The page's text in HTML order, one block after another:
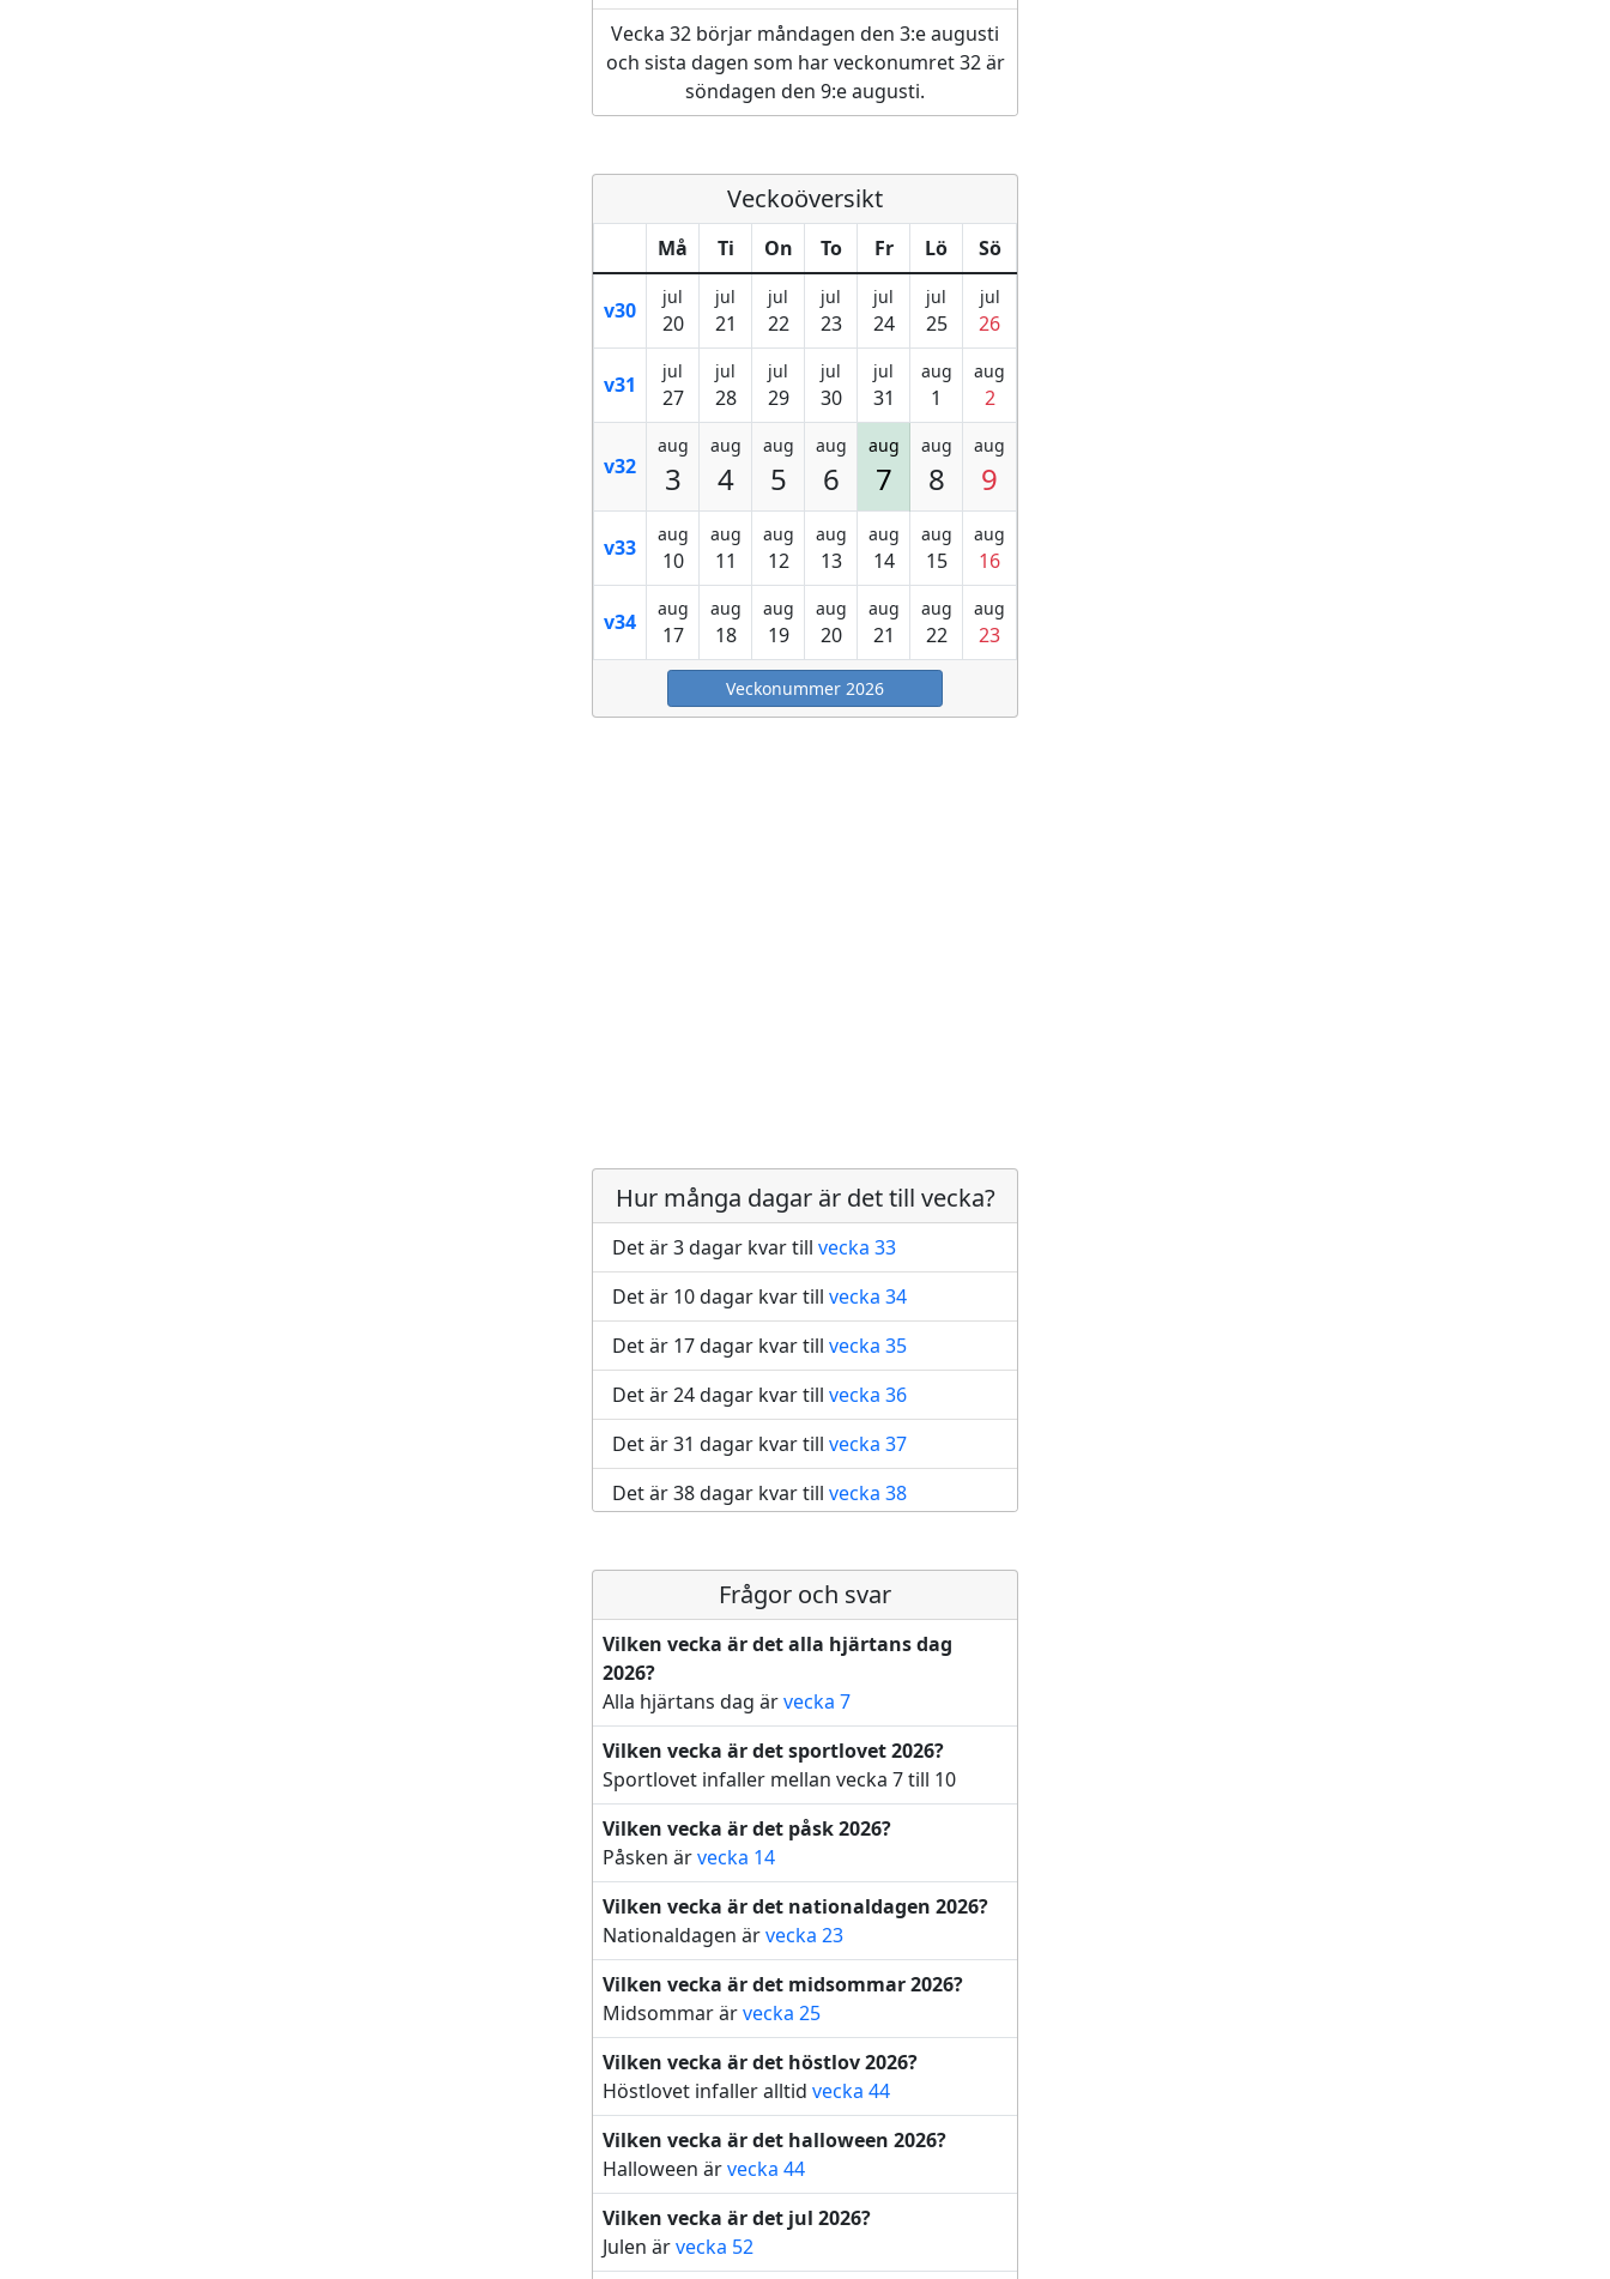
Vecka 32 börjar måndagen den 3:e augusti
och sista dagen som har veckonumret 32 är
söndagen den 9:e augusti.
Veckoöversikt
Må Ti On To Fr Lö Sö
v30
jul
20
jul
21
jul
22
jul
23
jul
24
jul
25
jul
26
v31
jul
27
jul
28
jul
29
jul
30
jul
31
aug
1
aug
2
v32
aug
3
aug
4
aug
5
aug
6
aug
7
aug
8
aug
9
v33
aug
10
aug
11
aug
12
aug
13
aug
14
aug
15
aug
16
v34
aug
17
aug
18
aug
19
aug
20
aug
21
aug
22
aug
23
Veckonummer 2026
Hur många dagar är det till vecka?
Det är 3 dagar kvar till vecka 33
Det är 10 dagar kvar till vecka 34
Det är 17 dagar kvar till vecka 35
Det är 24 dagar kvar till vecka 36
Det är 31 dagar kvar till vecka 37
Det är 38 dagar kvar till vecka 38
Det är 52 dagar kvar tillvecka 40
Det är 59 dagar kvar till vecka 41
Det är 66 dagar kvar till
vecka 42
Det är 73 dagar kvar till vecka 43
Det är 80 dagar kvar tillvecka 44
Det är 87 dagar kvar tillvecka 45
Det är 94 dagar kvar tillvecka 46
Det är 101 dagar kvar tillvecka 47
Det är 108 dagar kvar tillvecka 48
Det är 115 dagar kvar tillvecka 49
Det är 122 dagar kvar tillvecka 50
Det är 129 dagar kvar tillvecka 51
Det är 136 dagar kvar till
Det är 143 dagar kvar tillvecka 53
Frågor och svar
Vilken vecka är det alla hjärtans dag
2026?
Alla hjärtans dag ärvecka 7
Vilken vecka är det sportlovet 2026?
Sportlovet infaller mellan vecka 7 till 10
Vilken vecka är det påsk 2026?
Påsken ärvecka 14
Vilken vecka är det nationaldagen 2026?
Nationaldagen ärvecka 23
Vilken vecka är det midsommar 2026?
Midsommar ärvecka 25
Vilken vecka är det höstlov 2026?
Höstlovet infaller alltid vecka 44
Vilken vecka är det halloween 2026?
Halloween ärvecka 44
Vilken vecka är det jul 2026?
Julen ärvecka 52